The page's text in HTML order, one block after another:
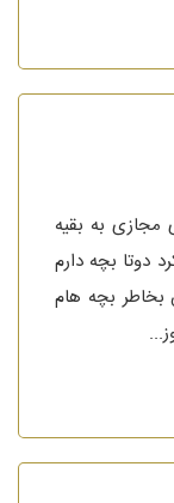
به بقیه
دوتا بچه دارم
بخاطر بچه هام